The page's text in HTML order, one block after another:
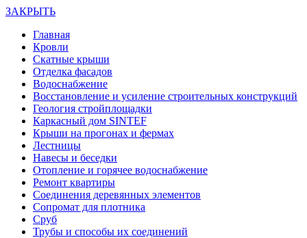
ЗАКРЫТЬ
Главная
Кровли
Скатные крыши
Отделка фасадов
Водоснабжение
Восстановление и усиление строительных конструкций
Геология стройплощадки
Каркасный дом SINTEF
Крыши на прогонах и фермах
Лестницы
Навесы и беседки
Отопление и горячее водоснабжение
Ремонт квартиры
Соединения деревянных элементов
Сопромат для плотника
Сруб
Трубы и способы их соединений